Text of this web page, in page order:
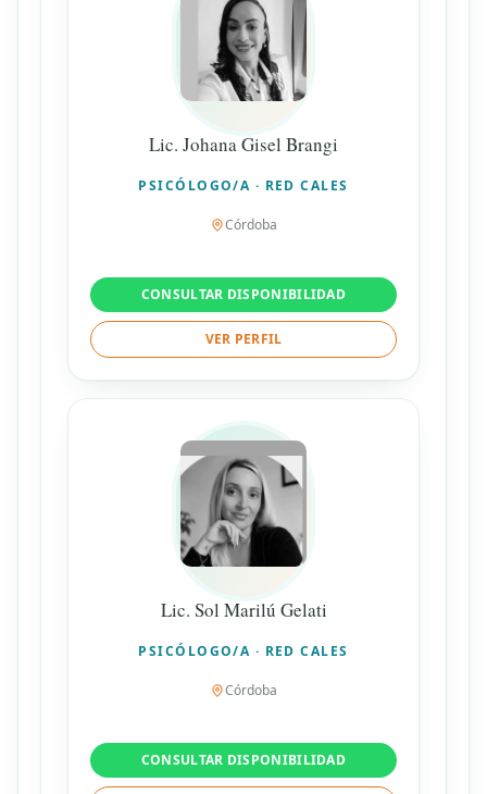
Lic. Johana Gisel Brangi
PSICÓLOGO/A · RED CALES
Córdoba
CONSULTAR DISPONIBILIDAD
VER PERFIL
Lic. Sol Marilú Gelati
PSICÓLOGO/A · RED CALES
Córdoba
CONSULTAR DISPONIBILIDAD